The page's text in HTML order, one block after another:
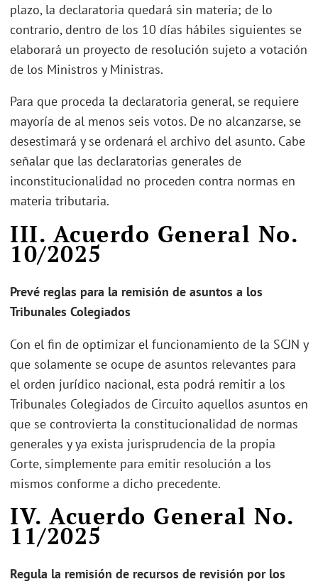
plazo, la declaratoria quedará sin materia; de lo
contrario, dentro de los 10 días hábiles siguientes se
elaborará un proyecto de resolución sujeto a votación
de los Ministros y Ministras.
Para que proceda la declaratoria general, se requiere
mayoría de al menos seis votos. De no alcanzarse, se
desestimará y se ordenará el archivo del asunto. Cabe
señalar que las declaratorias generales de
inconstitucionalidad no proceden contra normas en
materia tributaria.
III. Acuerdo General No.
10/2025
Prevé reglas para la remisión de asuntos a los
Tribunales Colegiados
Con el fin de optimizar el funcionamiento de la SCJN y
que solamente se ocupe de asuntos relevantes para
el orden jurídico nacional, esta podrá remitir a los
Tribunales Colegiados de Circuito aquellos asuntos en
que se controvierta la constitucionalidad de normas
generales y ya exista jurisprudencia de la propia
Corte, simplemente para emitir resolución a los
mismos conforme a dicho precedente.
IV. Acuerdo General No.
11/2025
Regula la remisión de recursos de revisión por los